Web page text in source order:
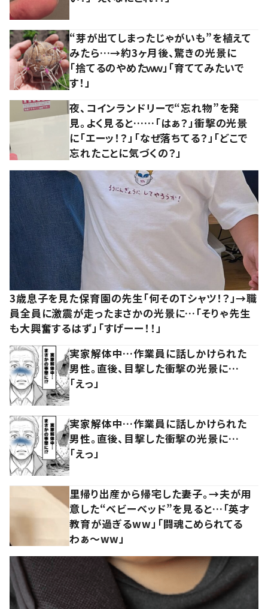
“芽が出てしまったじゃがいも”を植えて
みたら…→約3ヶ月後、驚きの光景に
「捨てるのやめたｗｗ」「育ててみたいで
す！」
夜、コインランドリーで“忘れ物”を発
見。よく見ると……「はぁ？」衝撃の光景
に「エーッ！？」「なぜ落ちてる？」「どこで
忘れたことに気づくの？」
3歳息子を見た保育園の先生「何そのTシャツ！？」→職
員全員に激震が走ったまさかの光景に…「そりゃ先生
も大興奮するはず」「すげーー！！」
実家解体中…作業員に話しかけられた
男性。直後、目撃した衝撃の光景に…
「えっ」
実家解体中…作業員に話しかけられた
男性。直後、目撃した衝撃の光景に…
「えっ」
里帰り出産から帰宅した妻子。→夫が用
意した“ベビーベッド”を見ると…「英才
教育が過ぎるww」「闘魂こめられてる
わぁ～ww」